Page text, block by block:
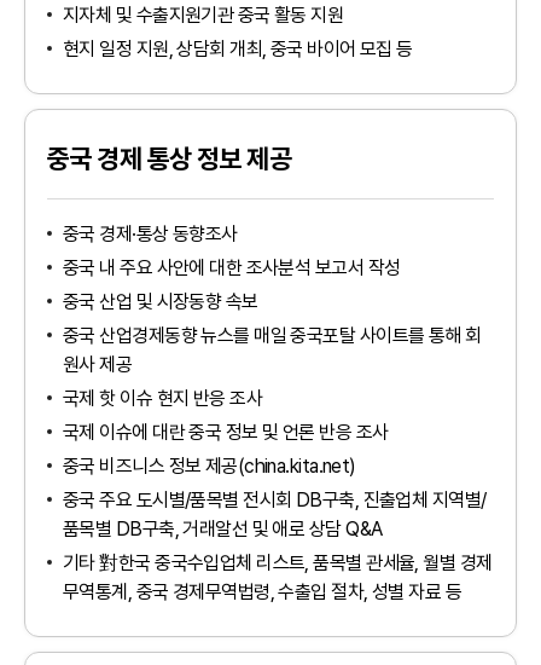
지자체 및 수출지원기관 중국 활동 지원
현지 일정 지원, 상담회 개최, 중국 바이어 모집 등
중국 경제 통상 정보 제공
중국 경제·통상 동향조사
중국 내 주요 사안에 대한 조사분석 보고서 작성
중국 산업 및 시장동향 속보
중국 산업경제동향 뉴스를 매일 중국포탈 사이트를 통해 회
원사 제공
국제 핫 이슈 현지 반응 조사
국제 이슈에 대란 중국 정보 및 언론 반응 조사
중국 비즈니스 정보 제공(china.kita.net)
중국 주요 도시별/품목별 전시회 DB구축, 진출업체 지역별/
품목별 DB구축, 거래알선 및 애로 상담 Q&A
기타 對한국 중국수입업체 리스트, 품목별 관세율, 월별 경제
무역통계, 중국 경제무역법령, 수출입 절차, 성별 자료 등